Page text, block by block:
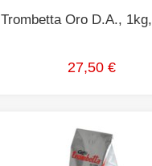
Trombetta Oro D.A.,
27,50 €